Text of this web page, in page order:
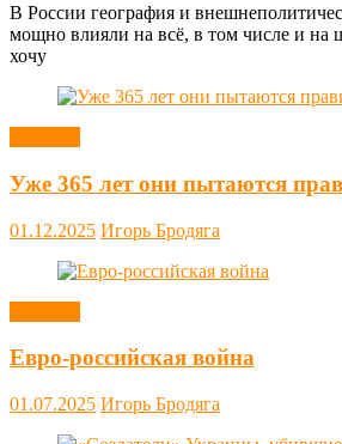
В России география и
мощно влияли на всё, в том числе и на
хочу
Уже 365 лет они пытаются
01.12.2025 Игорь Бродяга
Евро-российская война
01.07.2025 Игорь Бродяга